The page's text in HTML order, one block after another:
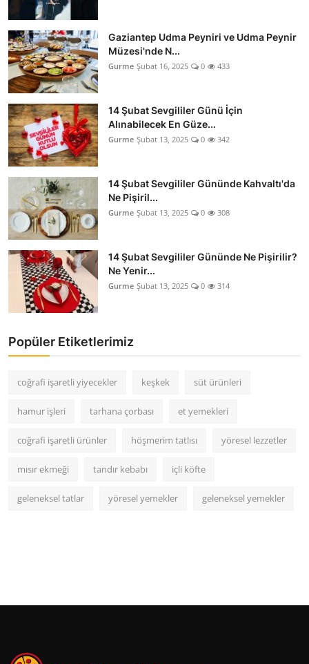
Gaziantep Udma Peyniri ve Udma Peynir
Müzesi'nde N...
Gurme Şubat 16, 2025 0 433
14 Şubat Sevgililer Günü İçin
Alınabilecek En Güze...
Gurme Şubat 13, 2025 0 342
14 Şubat Sevgililer Gününde Kahvaltı'da
Ne Pişiril...
Gurme Şubat 13, 2025 0 308
14 Şubat Sevgililer Gününde Ne Pişirilir?
Ne Yenir...
Gurme Şubat 13, 2025 0 314
Popüler Etiketlerimiz
coğrafi işaretli yiyecekler keşkek süt ürünleri
hamur işleri tarhana çorbası et yemekleri
coğrafi işaretli ürünler höşmerim tatlısı yöresel lezzetler
mısır ekmeği tandır kebabı içli köfte
geleneksel tatlar yöresel yemekler geleneksel yemekler